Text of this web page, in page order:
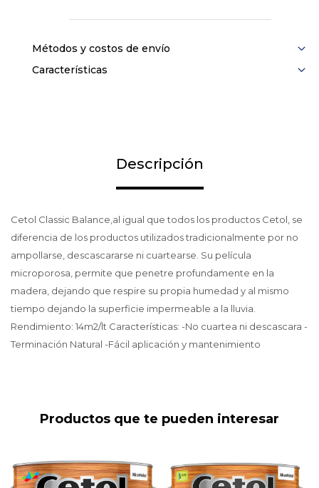
Métodos y costos de envío
Características
Descripción
Cetol Classic Balance,al igual que todos los productos Cetol, se
diferencia de los productos utilizados tradicionalmente por no
ampollarse, descascararse ni cuartearse. Su película
microporosa, permite que penetre profundamente en la
madera, dejando que respire su propia humedad y al mismo
tiempo dejando la superficie impermeable a la lluvia.
Rendimiento: 14m2/lt Características: -No cuartea ni descascara -
Terminación Natural -Fácil aplicación y mantenimiento
Productos que te pueden interesar